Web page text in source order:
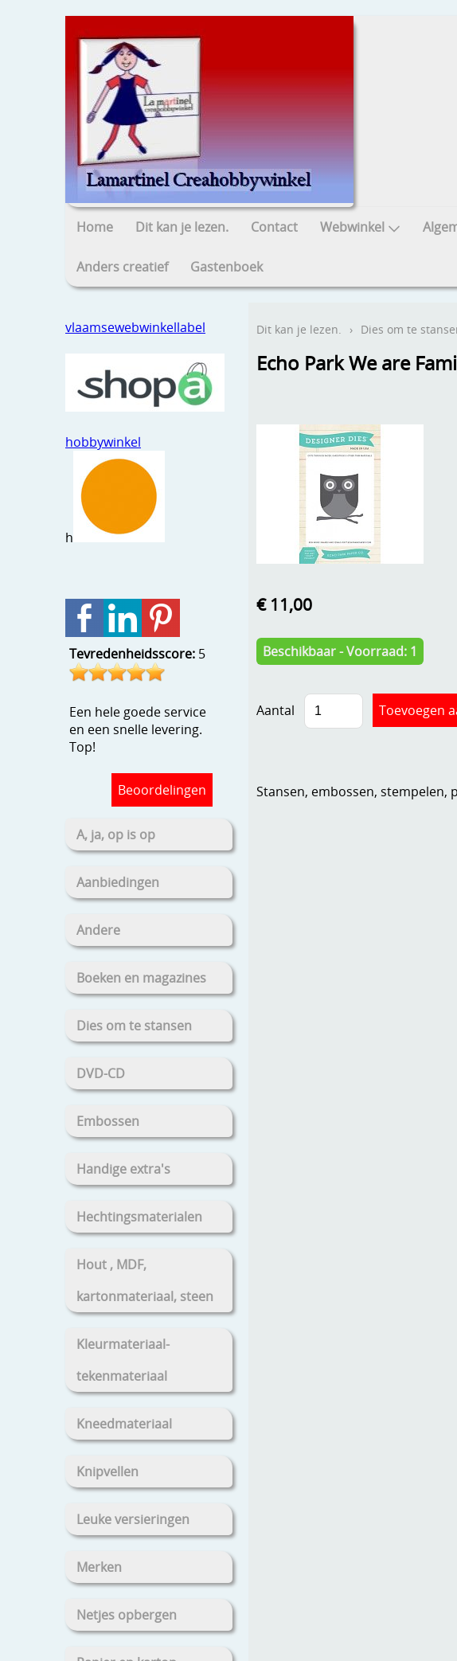
Home Dit kan je lezen. Contact Webwinkel
Anders creatief Gastenboek
vlaamsewebwinkellabel
hobbywinkel
h
Tevredenheidsscore: 5
Een hele goede service
en een snelle levering.
Top!
Beoordelingen
A, ja, op is op
Aanbiedingen
Andere
Boeken en magazines
Dies om te stansen
DVD-CD
Embossen
Handige extra's
Hechtingsmaterialen
Hout , MDF,
kartonmateriaal, steen
Kleurmateriaal-
tekenmateriaal
Kneedmateriaal
Knipvellen
Leuke versieringen
Merken
Netjes opbergen
Dit kan je lezen. › Dies om te
Echo Park We are
€ 11,00
Beschikbaar - Voorraad: 1
Aantal
Stansen, embossen, stempelen,